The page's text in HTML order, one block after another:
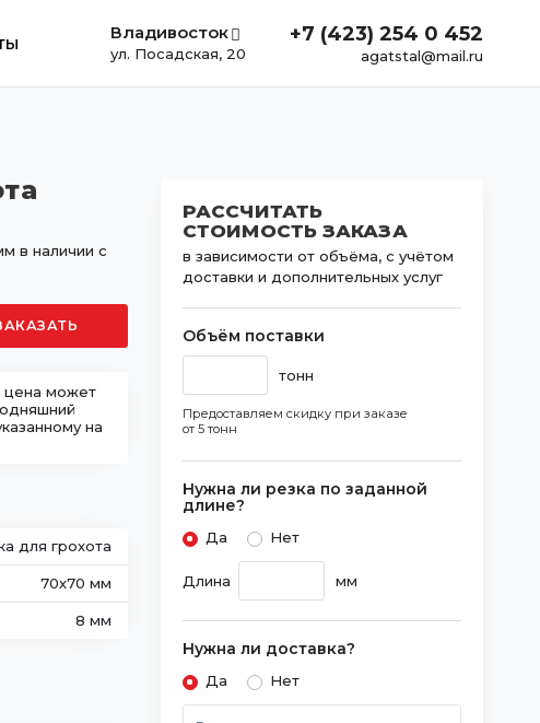
+7 (423) 254 0 452
agatstal@mail.ru
Владивосток
ул. Посадская, 20
в наличии с
цена может
на
для грохота
70х70 мм
8 мм
РАССЧИТАТЬ
СТОИМОСТЬ ЗАКАЗА
в зависимости от объёма, с учётом
доставки и дополнительных услуг
Объём поставки
тонн
Предоставляем скидку при заказе
от 5 тонн
Нужна ли резка по заданной
длине?
Да Нет
Длина мм
Нужна ли доставка?
Да Нет